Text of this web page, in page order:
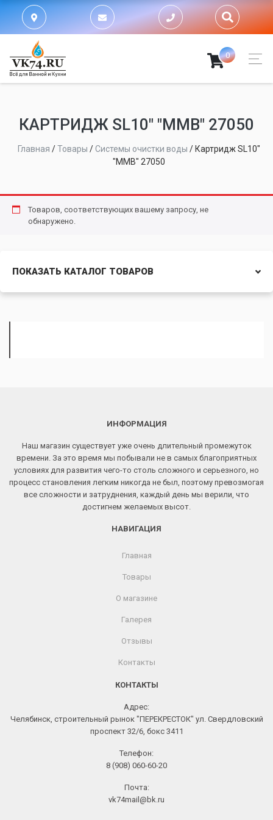
0
КАРТРИДЖ SL10" "MMB" 27050
Главная /Товары /Системы очистки воды / Картридж SL10"
"MMB" 27050
Товаров, соответствующих вашему запросу, не
обнаружено.
ПОКАЗАТЬ КАТАЛОГ ТОВАРОВ
ИНФОРМАЦИЯ
Наш магазин существует уже очень длительный промежуток
времени. За это время мы побывали не в самых благоприятных
условиях для развития чего-то столь сложного и серьезного, но
процесс становления легким никогда не был, поэтому превозмогая
все сложности и затруднения, каждый день мы верили, что
достигнем желаемых высот.
НАВИГАЦИЯ
Главная
Товары
О магазине
Галерея
Отзывы
Контакты
КОНТАКТЫ
Адрес:
Челябинск, строительный рынок "ПЕРЕКРЕСТОК" ул. Свердловский
проспект 32/6, бокс 3411
Телефон:
8 (908) 060-60-20
Почта:
vk74mail@bk.ru